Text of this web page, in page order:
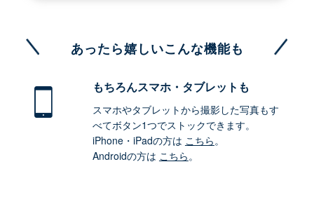
あったら嬉しいこんな機能も
もちろんスマホ・タブレットも
スマホやタブレットから撮影した写真もす
べてボタン1つでストックできます。
iPhone・iPadの方は こちら。
Androidの方は こちら。